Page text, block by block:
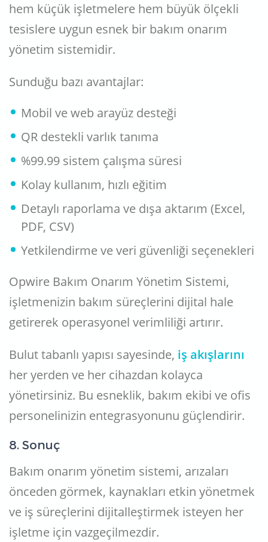
hem küçük işletmelere hem büyük ölçekli
tesislere uygun esnek bir bakım onarım
yönetim sistemidir.
Sunduğu bazı avantajlar:
Mobil ve web arayüz desteği
QR destekli varlık tanıma
%99.99 sistem çalışma süresi
Kolay kullanım, hızlı eğitim
Detaylı raporlama ve dışa aktarım (Excel,
PDF, CSV)
Yetkilendirme ve veri güvenliği seçenekleri
Opwire Bakım Onarım Yönetim Sistemi,
işletmenizin bakım süreçlerini dijital hale
getirerek operasyonel verimliliği artırır.
Bulut tabanlı yapısı sayesinde, iş akışlarını
her yerden ve her cihazdan kolayca
yönetirsiniz. Bu esneklik, bakım ekibi ve ofis
personelinizin entegrasyonunu güçlendirir.
8. Sonuç
Bakım onarım yönetim sistemi, arızaları
önceden görmek, kaynakları etkin yönetmek
ve iş süreçlerini dijitalleştirmek isteyen her
işletme için vazgeçilmezdir.